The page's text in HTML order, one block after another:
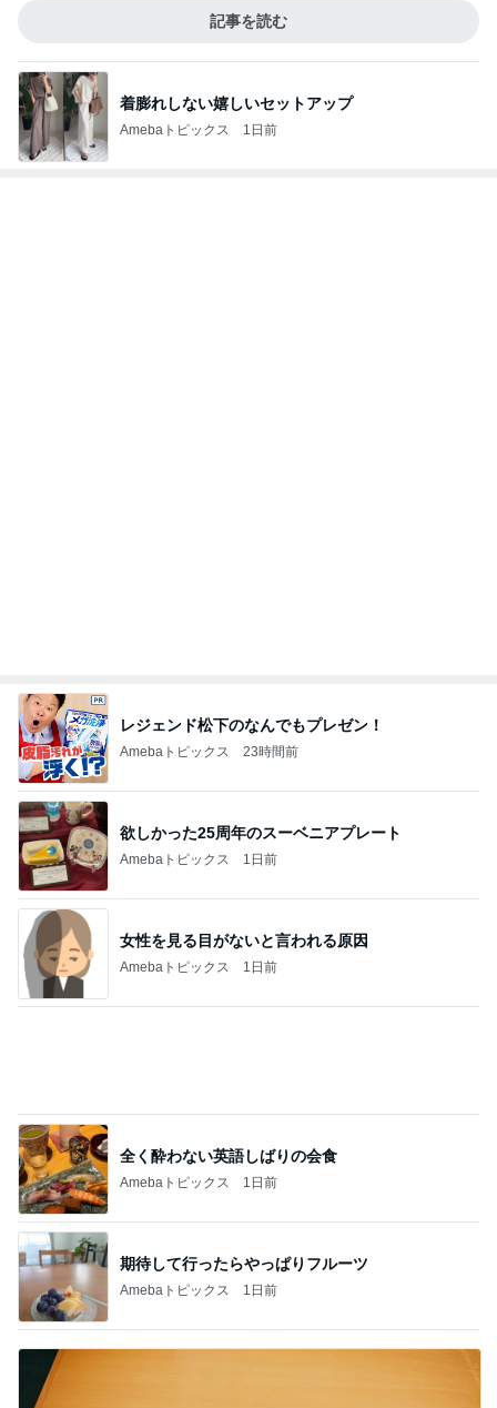
記事を読む
着膨れしない嬉しいセットアップ
Amebaトピックス 1日前
レジェンド松下のなんでもプレゼン！
Amebaトピックス 23時間前
欲しかった25周年のスーベニアプレート
Amebaトピックス 1日前
女性を見る目がないと言われる原因
Amebaトピックス 1日前
全く酔わない英語しばりの会食
Amebaトピックス 1日前
期待して行ったらやっぱりフルーツ
Amebaトピックス 1日前